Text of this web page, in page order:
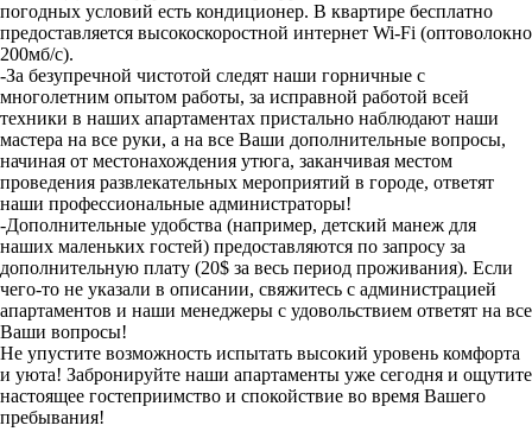
погодных условий есть кондиционер. В квартире бесплатно
предоставляется высокоскоростной интернет Wi-Fi (оптоволокно
200мб/с).
-За безупречной чистотой следят наши горничные с
многолетним опытом работы, за исправной работой всей
техники в наших апартаментах пристально наблюдают наши
мастера на все руки, а на все Ваши дополнительные вопросы,
начиная от местонахождения утюга, заканчивая местом
проведения развлекательных мероприятий в городе, ответят
наши профессиональные администраторы!
-Дополнительные удобства (например, детский манеж для
наших маленьких гостей) предоставляются по запросу за
дополнительную плату (20$ за весь период проживания). Если
чего-то не указали в описании, свяжитесь с администрацией
апартаментов и наши менеджеры с удовольствием ответят на все
Ваши вопросы!
Не упустите возможность испытать высокий уровень комфорта
и уюта! Забронируйте наши апартаменты уже сегодня и ощутите
настоящее гостеприимство и спокойствие во время Вашего
пребывания!